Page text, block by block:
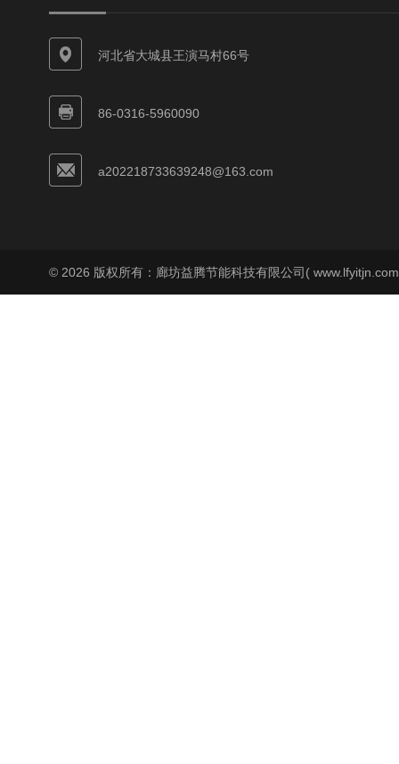
河北省大城县王演马村66号
86-0316-5960090
a202218733639248@163.com
© 2026 版权所有：廊坊益腾节能科技有限公司(